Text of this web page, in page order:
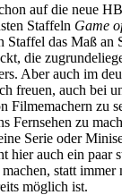
auf die neue
Staffeln Game
Staffel das Maß an
die
Aber auch im
freuen, auch bei
Filmemachern zu
Fernsehen zu
Serie oder
hier auch ein paar
statt immer
möglich ist.